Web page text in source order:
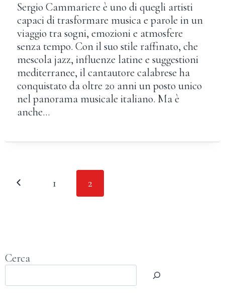
Sergio Cammariere è uno di quegli artisti
capaci di trasformare musica e parole in un
viaggio tra sogni, emozioni e atmosfere
senza tempo. Con il suo stile raffinato, che
mescola jazz, influenze latine e suggestioni
mediterranee, il cantautore calabrese ha
conquistato da oltre 20 anni un posto unico
nel panorama musicale italiano. Ma è
anche…
Navigazione
Pagina
1 2
Cerca